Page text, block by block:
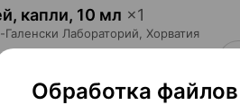
капли, 10 мл ×1
Галенски Лабораторий , Хорватия
Обработка